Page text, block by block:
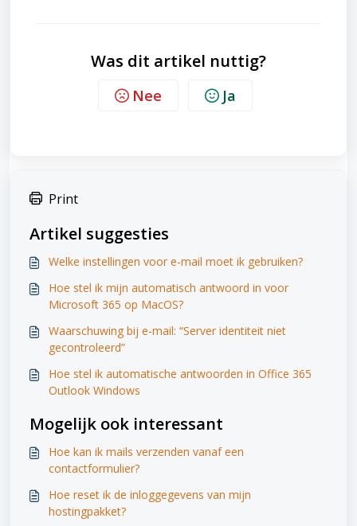
Was dit artikel nuttig?
Nee Ja
Print
Artikel suggesties
Welke instellingen voor e-mail moet ik gebruiken?
Hoe stel ik mijn automatisch antwoord in voor
Microsoft 365 op MacOS?
Waarschuwing bij e-mail: “Server identiteit niet
gecontroleerd”
Hoe stel ik automatische antwoorden in Office 365
Outlook Windows
Mogelijk ook interessant
Hoe kan ik mails verzenden vanaf een
contactformulier?
Hoe reset ik de inloggegevens van mijn
hostingpakket?